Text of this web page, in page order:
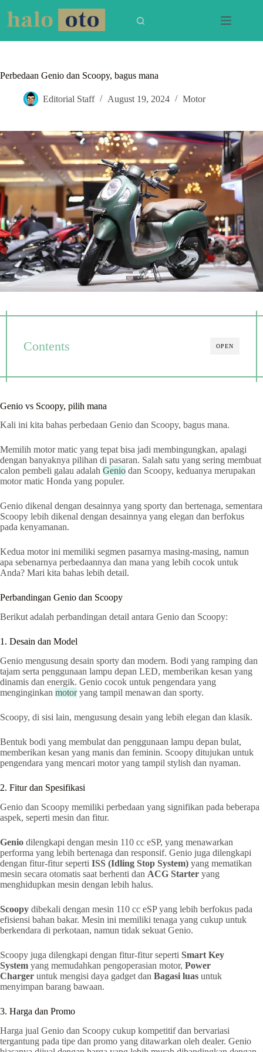
content
Perbedaan Genio dan Scoopy, bagus mana
Editorial Staff August 19, 2024 Motor
OPEN
Contents
Genio vs Scoopy, pilih mana
Kali ini kita bahas perbedaan Genio dan Scoopy, bagus mana.
Memilih motor matic yang tepat bisa jadi membingungkan, apalagi
dengan banyaknya pilihan di pasaran. Salah satu yang sering membuat
calon pembeli galau adalah Genio dan Scoopy, keduanya merupakan
motor matic Honda yang populer.
Genio dikenal dengan desainnya yang sporty dan bertenaga, sementara
Scoopy lebih dikenal dengan desainnya yang elegan dan berfokus
pada kenyamanan.
Kedua motor ini memiliki segmen pasarnya masing-masing, namun
apa sebenarnya perbedaannya dan mana yang lebih cocok untuk
Anda? Mari kita bahas lebih detail.
Perbandingan Genio dan Scoopy
Berikut adalah perbandingan detail antara Genio dan Scoopy:
1. Desain dan Model
Genio mengusung desain sporty dan modern. Bodi yang ramping dan
tajam serta penggunaan lampu depan LED, memberikan kesan yang
dinamis dan energik. Genio cocok untuk pengendara yang
menginginkan motoryang tampil menawan dan sporty.
Scoopy, di sisi lain, mengusung desain yang lebih elegan dan klasik.
Bentuk bodi yang membulat dan penggunaan lampu depan bulat,
memberikan kesan yang manis dan feminin. Scoopy ditujukan untuk
pengendara yang mencari motor yang tampil stylish dan nyaman.
2. Fitur dan Spesifikasi
Genio dan Scoopy memiliki perbedaan yang signifikan pada beberapa
aspek, seperti mesin dan fitur.
Genio dilengkapi dengan mesin 110 cc eSP, yang menawarkan
performa yang lebih bertenaga dan responsif. Genio juga dilengkapi
dengan fitur-fitur seperti ISS (Idling Stop System) yang mematikan
mesin secara otomatis saat berhenti dan ACG Starter yang
menghidupkan mesin dengan lebih halus.
Scoopy dibekali dengan mesin 110 cc eSP yang lebih berfokus pada
efisiensi bahan bakar. Mesin ini memiliki tenaga yang cukup untuk
berkendara di perkotaan, namun tidak sekuat Genio.
Scoopy juga dilengkapi dengan fitur-fitur seperti Smart Key
System yang memudahkan pengoperasian motor, Power
Charger untuk mengisi daya gadget dan Bagasi luas untuk
menyimpan barang bawaan.
3. Harga dan Promo
Harga jual Genio dan Scoopy cukup kompetitif dan bervariasi
tergantung pada tipe dan promo yang ditawarkan oleh dealer. Genio